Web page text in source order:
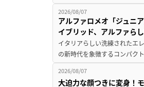
2026/08/07
アルファロメオ「ジュニ
イブリッド、アルファら
イタリアらしい洗練されたエ
の新時代を象徴するコンパク
2026/08/07
大迫力な顔つきに変身！